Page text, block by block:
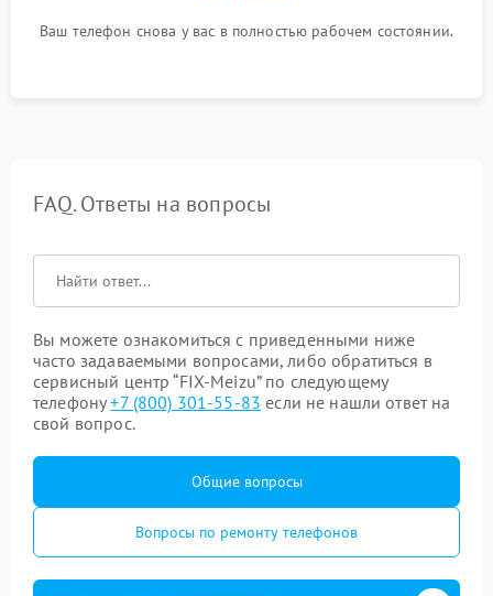
Ваш телефон снова у вас в полностью рабочем состоянии.
FAQ. Ответы на вопросы
Вы можете ознакомиться с приведенными ниже
часто задаваемыми вопросами, либо обратиться в
сервисный центр “FIX-Meizu” по следующему
телефону+7 (800) 301-55-83 если не нашли ответ на
свой вопрос.
Общие вопросы
Вопросы по ремонту телефонов